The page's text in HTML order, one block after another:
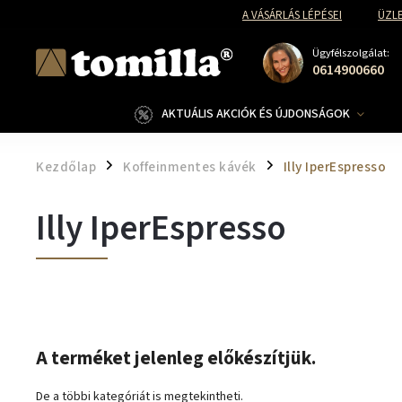
A VÁSÁRLÁS LÉPÉSEI
Ügyfélszolgálat:
0614900660
AKTUÁLIS AKCIÓK ÉS ÚJDONSÁGOK
Kezdőlap / Koffeinmentes kávék / Illy IperEspresso
Illy IperEspresso
A terméket jelenleg előkészítjük.
De a többi kategóriát is megtekintheti.